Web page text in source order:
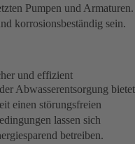
Pumpen und Armaturen.
korrosionsbeständig sein.
und effizient
Abwasserentsorgung bietet
einen störungsfreien
lassen sich
betreiben.